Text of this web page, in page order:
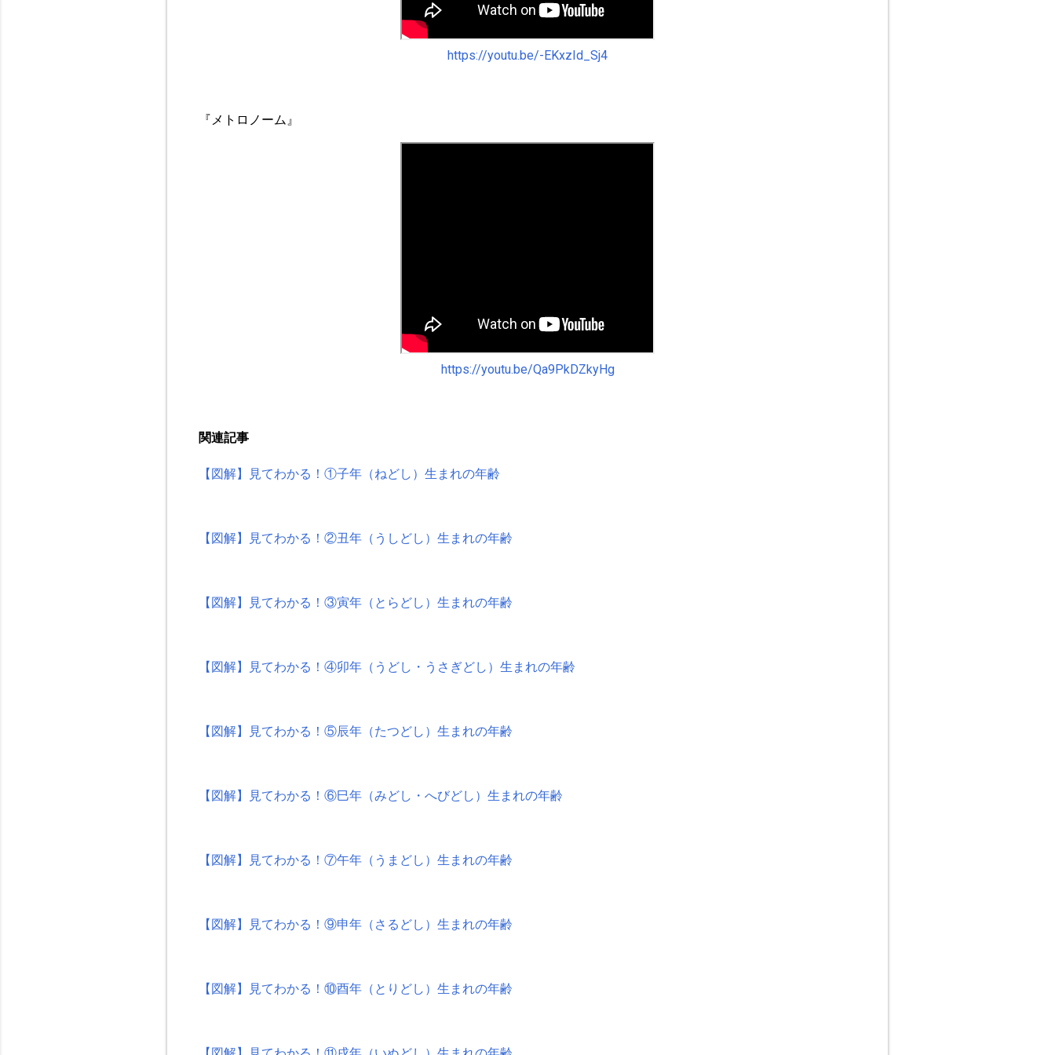
https://youtu.be/-EKxzId_Sj4
『メトロノーム』
https://youtu.be/Qa9PkDZkyHg
関連記事
【図解】見てわかる！①子年（ねどし）生まれの年齢
【図解】見てわかる！②丑年（うしどし）生まれの年齢
【図解】見てわかる！③寅年（とらどし）生まれの年齢
【図解】見てわかる！④卯年（うどし・うさぎどし）生まれの年齢
【図解】見てわかる！⑤辰年（たつどし）生まれの年齢
【図解】見てわかる！⑥巳年（みどし・へびどし）生まれの年齢
【図解】見てわかる！⑦午年（うまどし）生まれの年齢
【図解】見てわかる！⑨申年（さるどし）生まれの年齢
【図解】見てわかる！⑩酉年（とりどし）生まれの年齢